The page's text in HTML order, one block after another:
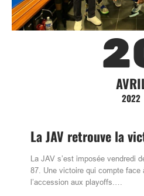
2022
La JAV retrouve la
La JAV s’est imposée vendredi
87. Une victoire qui compte face
l’accession aux playoffs.…